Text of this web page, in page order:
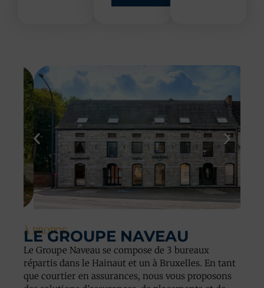
À PROPOS
LE GROUPE NAVEAU
Le Groupe Naveau se compose de 3 bureaux
répartis dans le Hainaut et un à Bruxelles. En tant
que courtier en assurances, nous vous proposons